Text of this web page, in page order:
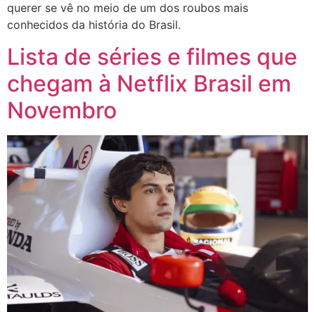
querer se vê no meio de um dos roubos mais
conhecidos da história do Brasil.
Lista de séries e filmes que
chegam à Netflix Brasil em
Novembro